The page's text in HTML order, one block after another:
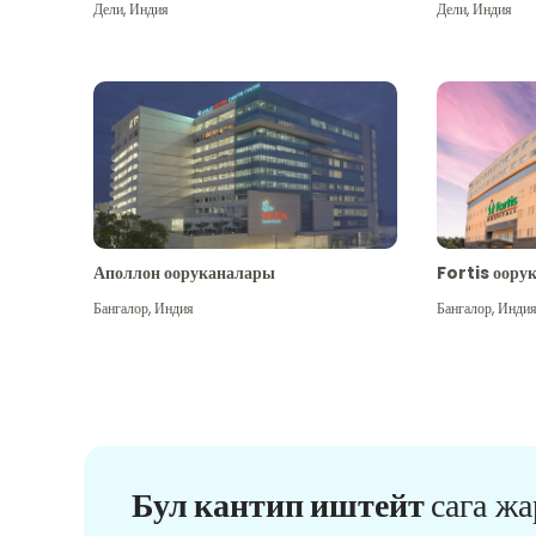
Дели,Индия Дели,Индия
Аполлон ооруканалары
Бангалор,Индия
Fortis
Бангалор,Индия
Бул кантип иштейтсага